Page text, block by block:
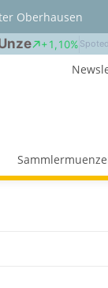
Oberhausen